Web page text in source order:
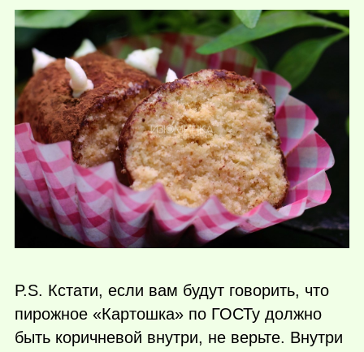
P.S. Кстати, если вам будут говорить, что
пирожное «Картошка» по ГОСТу должно
быть коричневой внутри, не верьте. Внутри